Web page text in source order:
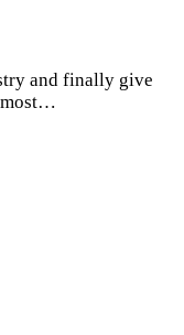
and finally give
most…